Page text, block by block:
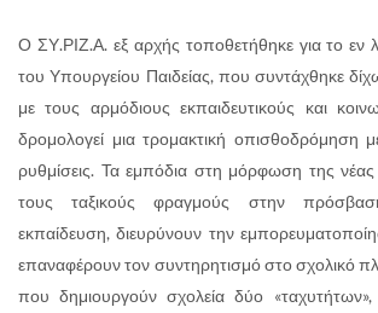
Ο ΣΥ.ΡΙΖ.Α. εξ αρχής τοποθετήθηκε για το εν
του Υπουργείου Παιδείας, που συντάχθηκε
με τους αρμόδιους εκπαιδευτικούς και
δρομολογεί μια τρομακτική οπισθοδρόμηση με
ρυθμίσεις. Τα εμπόδια στη μόρφωση της νέας
τους ταξικούς φραγμούς στην
εκπαίδευση, διευρύνουν την
επαναφέρουν τον συντηρητισμό στο σχολικό
που δημιουργούν σχολεία δύο «ταχυτήτων»,